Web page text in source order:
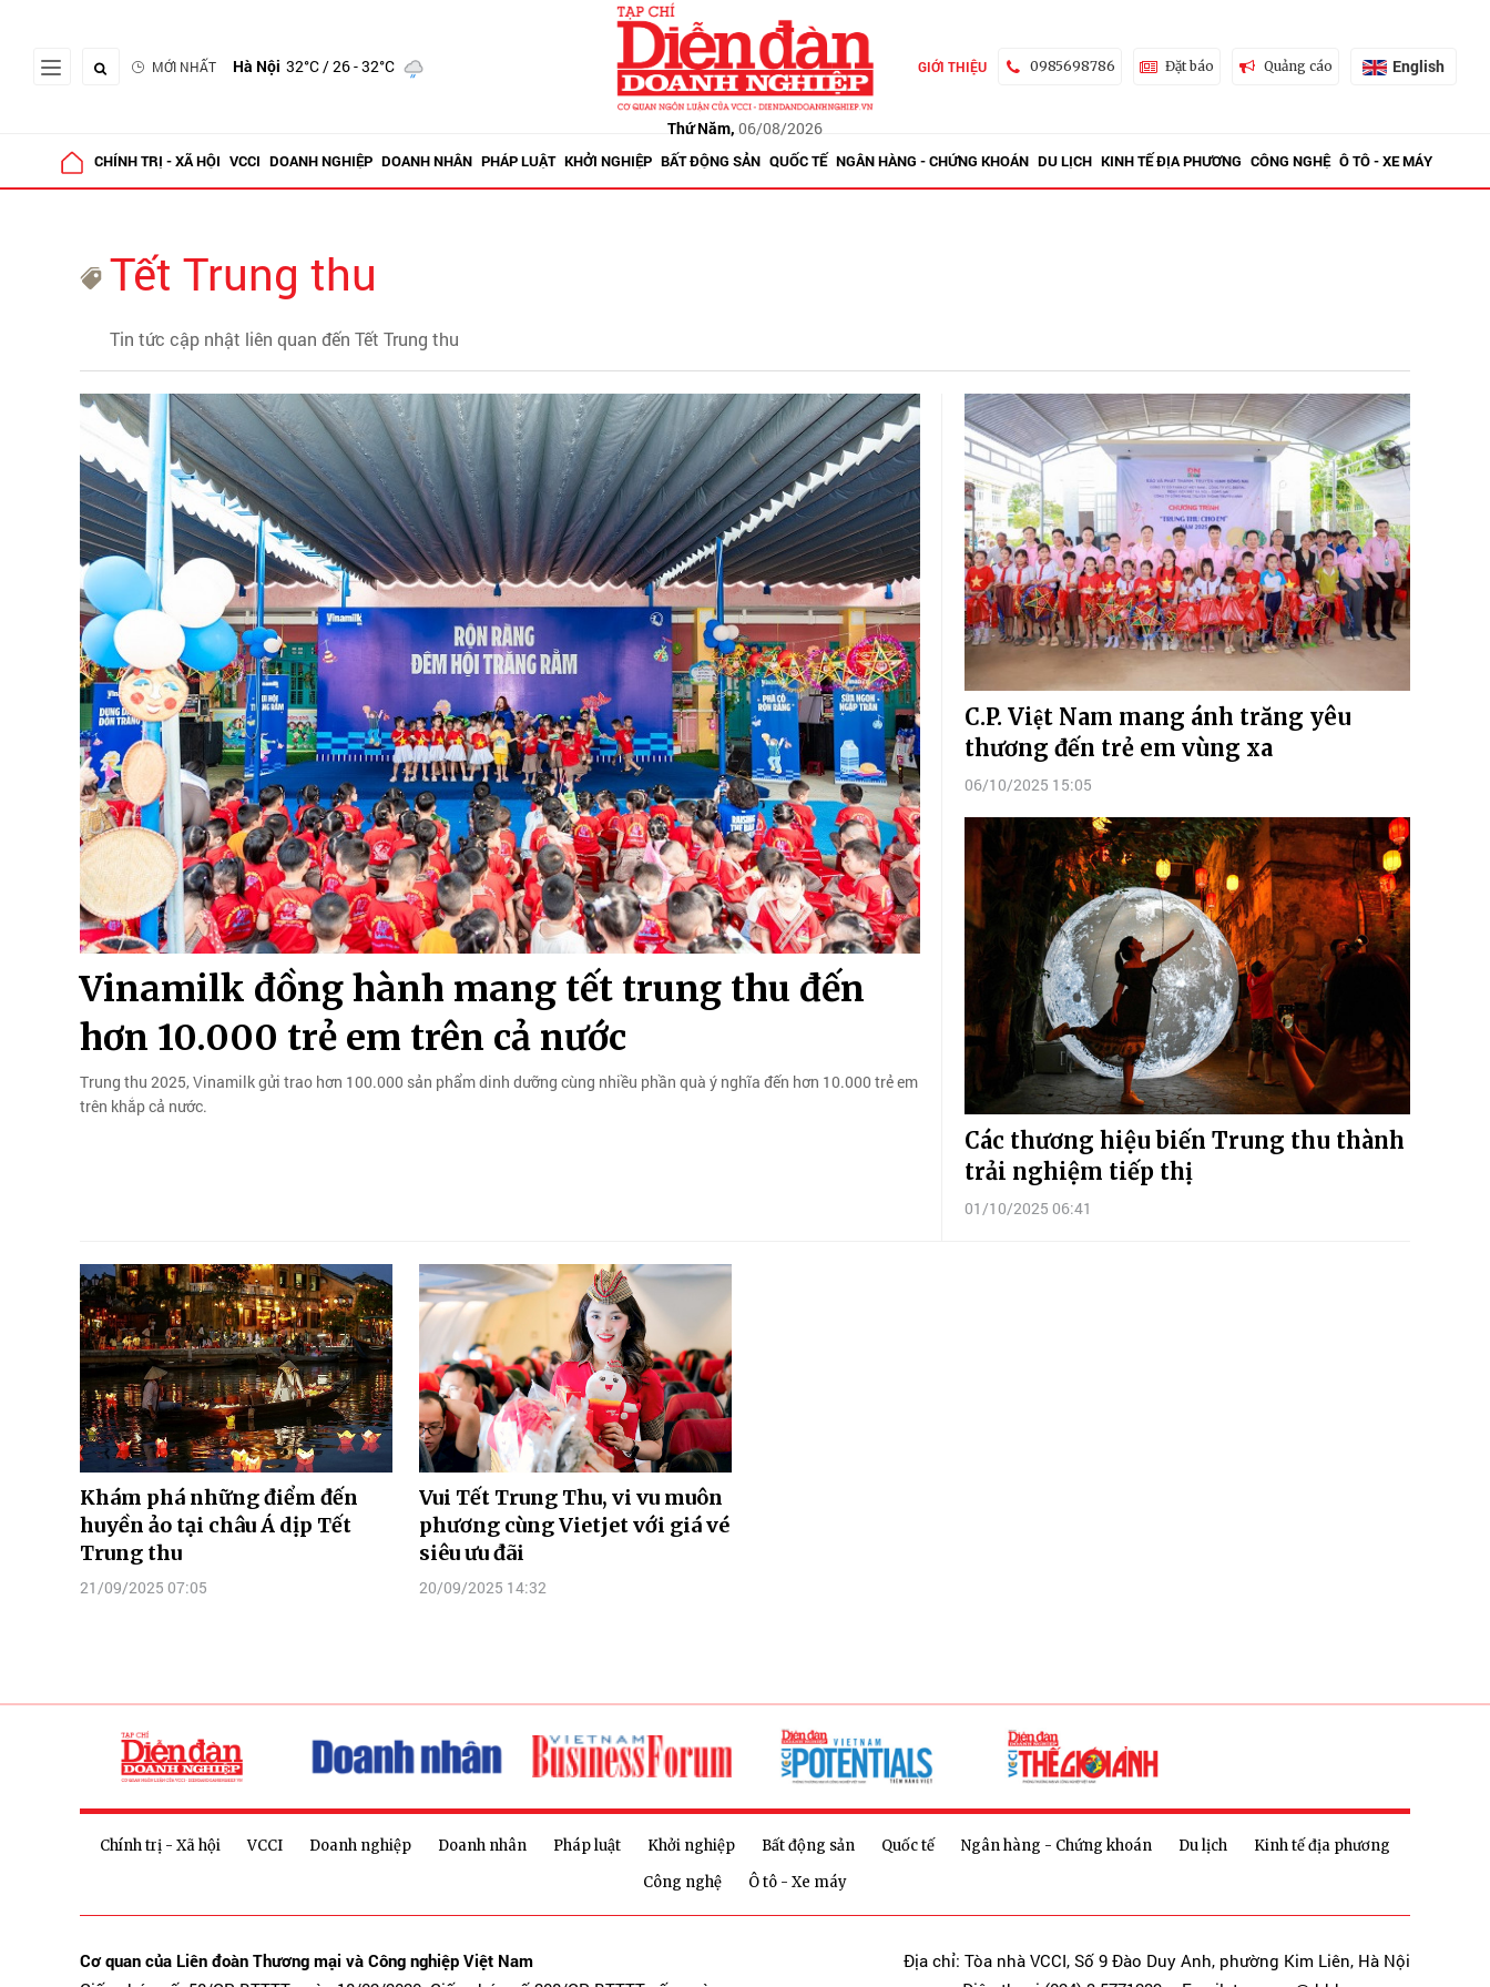
MỚI NHẤT Hà Nội 32°C/ 26 - 32°C
Thứ Năm, 06/08/2026
GIỚI THIỆU 0985698786 Đặt báo Quảng cáo English
CHÍNH TRỊ - XÃ HỘI VCCI DOANH NGHIỆP DOANH NHÂN PHÁP LUẬT KHỞI NGHIỆP BẤT ĐỘNG SẢN QUỐC TẾ NGÂN HÀNG - CHỨNG KHOÁN DU LỊCH KINH TẾ ĐỊA PHƯƠNG CÔNG NGHỆ Ô TÔ - XE MÁY
Tết Trung thu
Tin tức cập nhật liên quan đến Tết Trung thu
Vinamilk đồng hành mang tết trung thu đến
hơn 10.000 trẻ em trên cả nước
Trung thu 2025, Vinamilk gửi trao hơn 100.000 sản phẩm dinh dưỡng cùng nhiều phần quà ý nghĩa đến hơn 10.000 trẻ em
trên khắp cả nước.
C.P. Việt Nam mang ánh trăng yêu
thương đến trẻ em vùng xa
06/10/2025 15:05
Các thương hiệu biến Trung thu thành
trải nghiệm tiếp thị
01/10/2025 06:41
Khám phá những điểm đến
huyền ảo tại châu Á dịp Tết
Trung thu
21/09/2025 07:05
Vui Tết Trung Thu, vi vu muôn
phương cùng Vietjet với giá vé
siêu ưu đãi
20/09/2025 14:32
Chính trị - Xã hội VCCI Doanh nghiệp Doanh nhân Pháp luật Khởi nghiệp Bất động sản Quốc tế Ngân hàng - Chứng khoán Du lịch
Kinh tế địa phương
Công nghệ
Ô tô - Xe máy
Cơ quan của Liên đoàn Thương mại và Công nghiệp Việt Nam
Địa chỉ: Tòa nhà VCCI, Số 9 Đào Duy Anh, phường Kim Liên, Hà Nội